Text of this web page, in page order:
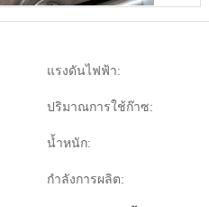
แรงดันไฟฟ้า:
ปริมาณการใช้ก๊าซ:
น้ำหนัก:
กำลังการผลิต: